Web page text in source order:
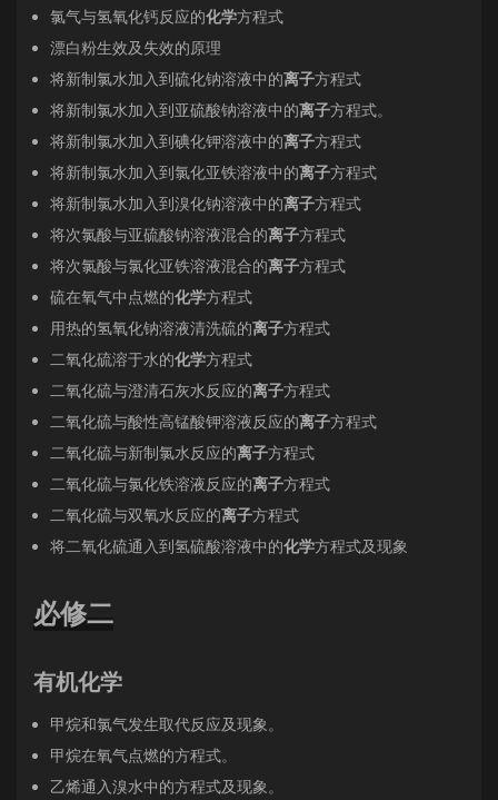
氯气与氢氧化钙反应的化学方程式
漂白粉生效及失效的原理
将新制氯水加入到硫化钠溶液中的离子方程式
将新制氯水加入到亚硫酸钠溶液中的离子方程式。
将新制氯水加入到碘化钾溶液中的离子方程式
将新制氯水加入到氯化亚铁溶液中的离子方程式
将新制氯水加入到溴化钠溶液中的离子方程式
将次氯酸与亚硫酸钠溶液混合的离子方程式
将次氯酸与氯化亚铁溶液混合的离子方程式
硫在氧气中点燃的化学方程式
用热的氢氧化钠溶液清洗硫的离子方程式
二氧化硫溶于水的化学方程式
二氧化硫与澄清石灰水反应的离子方程式
二氧化硫与酸性高锰酸钾溶液反应的离子方程式
二氧化硫与新制氯水反应的离子方程式
二氧化硫与氯化铁溶液反应的离子方程式
二氧化硫与双氧水反应的离子方程式
将二氧化硫通入到氢硫酸溶液中的化学方程式及现象
必修二
有机化学
甲烷和氯气发生取代反应及现象。
甲烷在氧气点燃的方程式。
乙烯通入溴水中的方程式及现象。